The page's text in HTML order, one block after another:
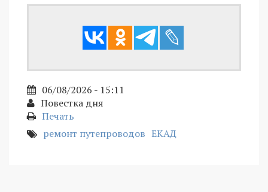
06/08/2026 - 15:11
Повестка дня
Печать
ремонт путепроводов ЕКАД